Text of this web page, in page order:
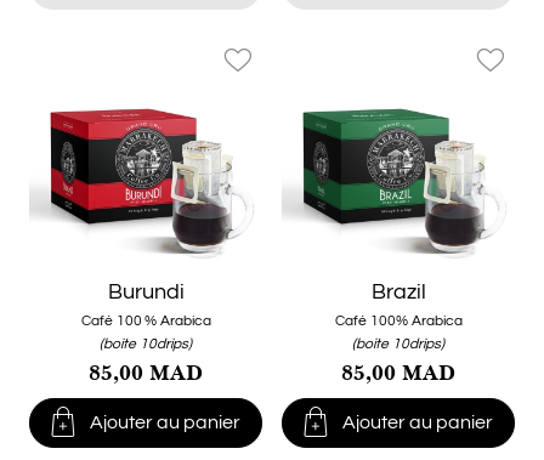
Burundi
Café 100 % Arabica
(boite 10drips)
85,00 MAD
 Ajouter au panier
favorite_border
Brazil
Café 100% Arabica
(boite 10drips)
85,00 MAD
 Ajouter au panier
favorite_border